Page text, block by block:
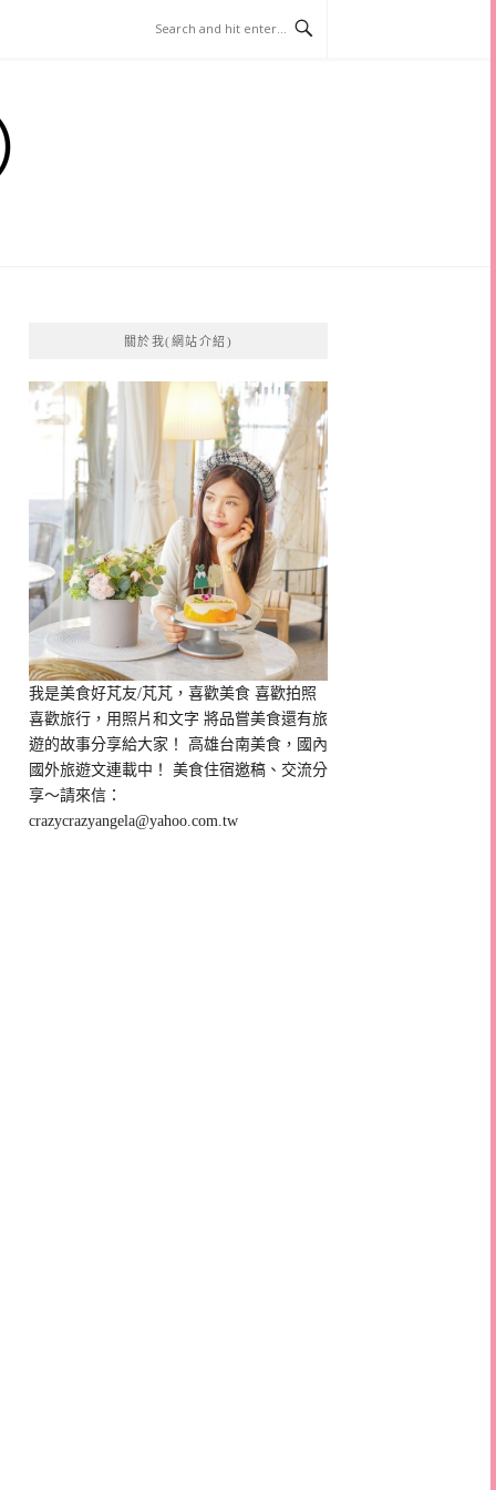
關於我(網站介紹)
我是美食好芃友/芃芃，喜歡美食 喜歡拍照
喜歡旅行，用照片和文字 將品嘗美食還有旅
遊的故事分享給大家！ 高雄台南美食，國內
國外旅遊文連載中！ 美食住宿邀稿、交流分
享～請來信：
crazycrazyangela@yahoo.com.tw